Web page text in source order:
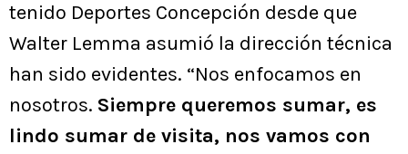
tenido Deportes Concepción desde que
Walter Lemma asumió la dirección técnica
han sido evidentes. “Nos enfocamos en
nosotros. Siempre queremos sumar, es
lindo sumar de visita, nos vamos con